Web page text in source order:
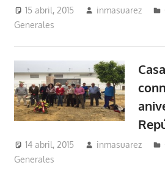
15 abril, 2015 inmasuarez
Generales
14 abril, 2015 inmasuarez
Generales